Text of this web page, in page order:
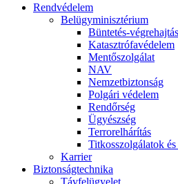
Rendvédelem
Belügyminisztérium
Büntetés-végrehajtás
Katasztrófavédelem
Mentőszolgálat
NAV
Nemzetbiztonság
Polgári védelem
Rendőrség
Ügyészség
Terrorelhárítás
Titkosszolgálatok és
Karrier
Biztonságtechnika
Távfelügyelet